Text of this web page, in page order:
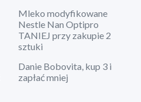
Mleko modyfikowane
Nestle Nan Optipro
TANIEJ przy zakupie 2
sztuki
Danie Bobovita, kup 3 i
zapłać mniej